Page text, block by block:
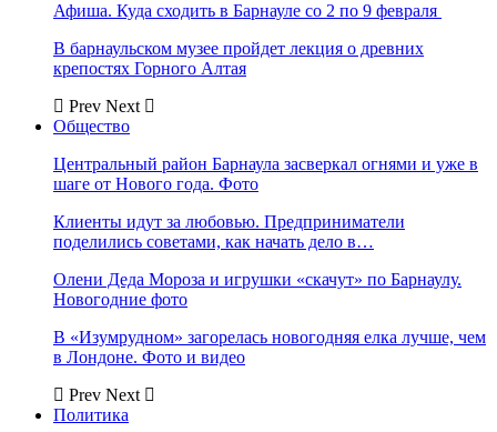
Афиша. Куда сходить в Барнауле со 2 по 9 февраля
В барнаульском музее пройдет лекция о древних
крепостях Горного Алтая
Prev Next
Общество
Центральный район Барнаула засверкал огнями и уже в
шаге от Нового года. Фото
Клиенты идут за любовью. Предприниматели
поделились советами, как начать дело в…
Олени Деда Мороза и игрушки «скачут» по Барнаулу.
Новогодние фото
В «Изумрудном» загорелась новогодняя елка лучше, чем
в Лондоне. Фото и видео
Prev Next
Политика